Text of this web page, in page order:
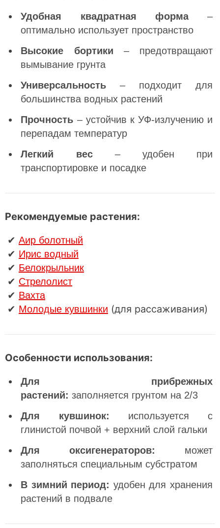
Удобная квадратная форма–
оптимально использует пространство
Высокие бортики – предотвращают
вымывание грунта
Универсальность – подходит для
большинства водных растений
Прочность – устойчив к УФ-излучению и
перепадам температур
Легкий вес– удобен при
транспортировке и посадке
Рекомендуемые растения:
✔ Аир болотный
✔ Ирис водный
✔ Белокрыльник
✔ Стрелолист
✔ Вахта
✔ Молодые кувшинки (для рассаживания)
Особенности использования:
Для прибрежных
растений: заполняется грунтом на 2/3
Для кувшинок: используется с
глинистой почвой + верхний слой гальки
Для оксигенераторов:
может
заполняться специальным субстратом
В зимний период: удобен для хранения
растений в подвале